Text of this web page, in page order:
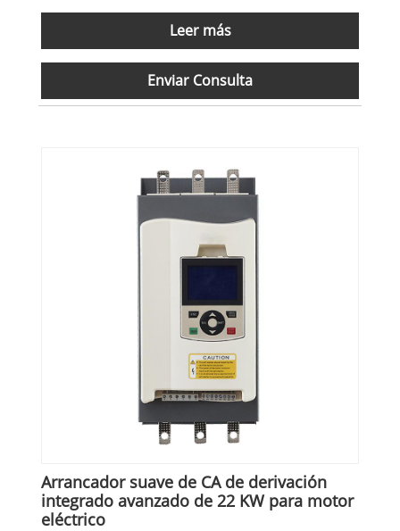
Leer más
Enviar Consulta
Arrancador suave de CA de derivación
integrado avanzado de 22 KW para motor
eléctrico